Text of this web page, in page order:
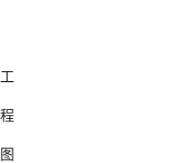
工
程
图